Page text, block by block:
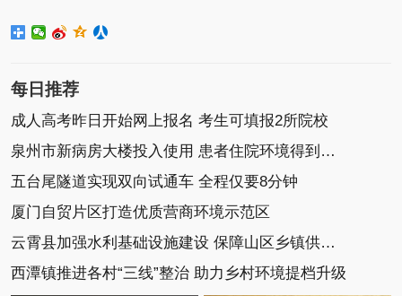
每日推荐
成人高考昨日开始网上报名 考生可填报2所院校
泉州市新病房大楼投入使用 患者住院环境得到改善
五台尾隧道实现双向试通车 全程仅要8分钟
厦门自贸片区打造优质营商环境示范区
云霄县加强水利基础设施建设 保障山区乡镇供水安全
西潭镇推进各村“三线”整治 助力乡村环境提档升级